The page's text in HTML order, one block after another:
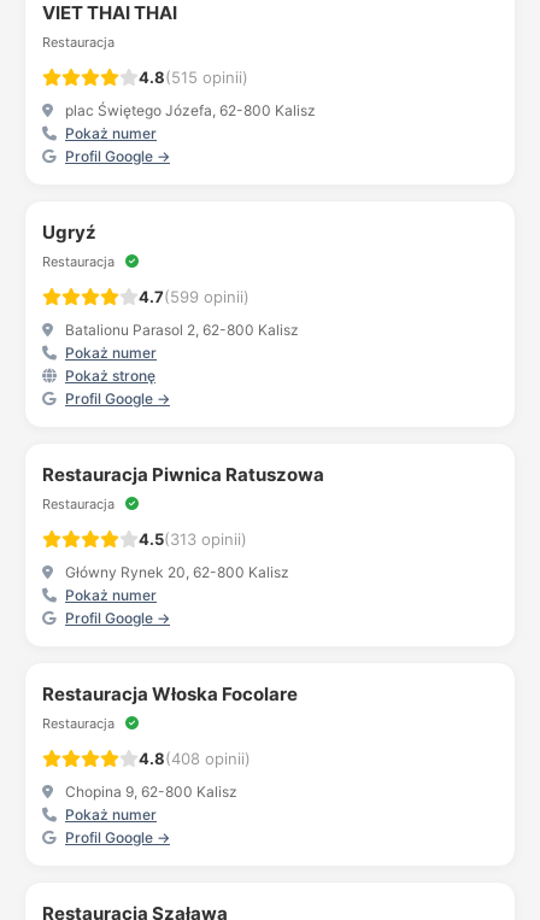
VIET THAI THAI
Restauracja
4.8(515 opinii)
plac Świętego Józefa, 62-800 Kalisz
Pokaż numer
Profil Google →
Ugryź
Restauracja
4.7(599 opinii)
Batalionu Parasol 2, 62-800 Kalisz
Pokaż numer
Pokaż stronę
Profil Google →
Restauracja Piwnica Ratuszowa
Restauracja
4.5(313 opinii)
Główny Rynek 20, 62-800 Kalisz
Pokaż numer
Profil Google →
Restauracja Włoska Focolare
Restauracja
4.8(408 opinii)
Chopina 9, 62-800 Kalisz
Pokaż numer
Profil Google →
Restauracja Szaława